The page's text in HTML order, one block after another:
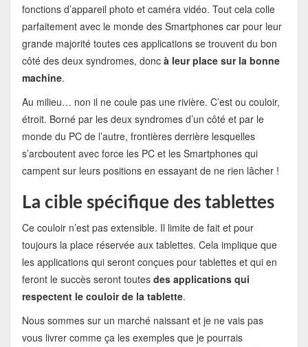
fonctions d’appareil photo et caméra vidéo. Tout cela colle
parfaitement avec le monde des Smartphones car pour leur
grande majorité toutes ces applications se trouvent du bon
côté des deux syndromes, donc à leur place sur la bonne
machine.
Au milieu… non il ne coule pas une rivière. C’est ou couloir,
étroit. Borné par les deux syndromes d’un côté et par le
monde du PC de l’autre, frontières derrière lesquelles
s’arcboutent avec force les PC et les Smartphones qui
campent sur leurs positions en essayant de ne rien lâcher !
La cible spécifique des tablettes
Ce couloir n’est pas extensible. Il limite de fait et pour
toujours la place réservée aux tablettes. Cela implique que
les applications qui seront conçues pour tablettes et qui en
feront le succès seront toutes des applications qui
respectent le couloir de la tablette.
Nous sommes sur un marché naissant et je ne vais pas
vous livrer comme ça les exemples que je pourrais